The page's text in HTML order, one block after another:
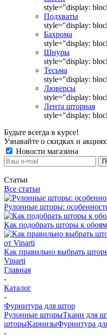
style="display:
Подхваты
style="display:
Бахрома
style="display:
Шнуры
style="display:
Тесьма
style="display:
Люверсы
style="display:
Лента шторная
style="display:
Будьте всегда в курсе!
Узнавайте о скидках и
Новости магазина
Статьи
Все статьи
Рулонные шторы:
Как подобрать шторы к
Как правильно выбрать
Vinarti
Главная
-
Каталог
-
Фурнитура для штор
Рулонные шторыТкани для
шторыКарнизыФурнитура
-